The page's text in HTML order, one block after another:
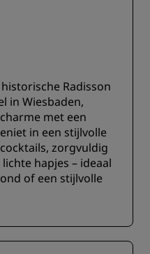
Radisson
in Wiesbaden,
met een
in een stijlvolle
zorgvuldig
hapjes – ideaal
of een stijlvolle